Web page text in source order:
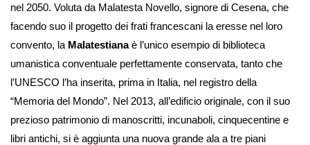
nel 2050. Voluta da Malatesta Novello, signore di Cesena, che
facendo suo il progetto dei frati francescani la eresse nel loro
convento, la Malatestianaè l’unico esempio di biblioteca
umanistica conventuale perfettamente conservata, tanto che
l’UNESCO l’ha inserita, prima in Italia, nel registro della
“Memoria del Mondo”. Nel 2013, all’edificio originale, con il suo
prezioso patrimonio di manoscritti, incunaboli, cinquecentine e
libri antichi, si è aggiunta una nuova grande ala a tre piani